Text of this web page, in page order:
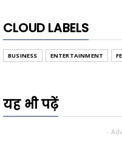
CLOUD LABELS
BUSINESS ENTERTAINMENT
यह भी पढ़ें
-